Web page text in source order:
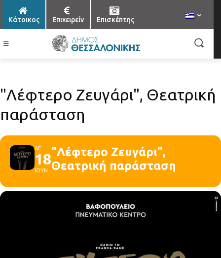
Κάτοικος Επιχειρείν Επισκέπτης
"Λέφτερο Ζευγάρι", Θεατρική
παράσταση
ΔΕ
18
ΙΟΥΝ
"Λέφτερο Ζευγάρι",
Θεατρική παράσταση